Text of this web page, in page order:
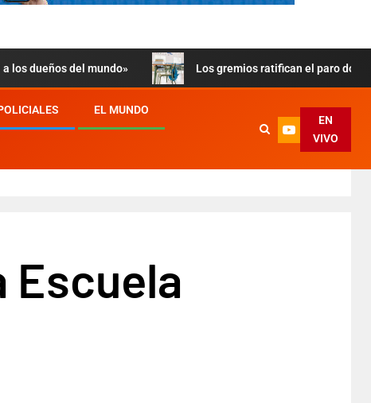
los dueños del mundo» Los gremios ratifican el paro
EL MUNDO
EN
VIVO
Escuela